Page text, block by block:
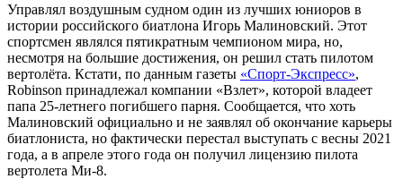
Управлял воздушным судном один из лучших юниоров в
истории российского биатлона Игорь Малиновский. Этот
спортсмен являлся пятикратным чемпионом мира, но,
несмотря на большие достижения, он решил стать пилотом
вертолёта. Кстати, по данным газеты «Спорт-Экспресс»,
Robinson принадлежал компании «Взлет», которой владеет
папа 25-летнего погибшего парня. Сообщается, что хоть
Малиновский официально и не заявлял об окончание карьеры
биатлониста, но фактически перестал выступать с весны 2021
года, а в апреле этого года он получил лицензию пилота
вертолета Ми-8.